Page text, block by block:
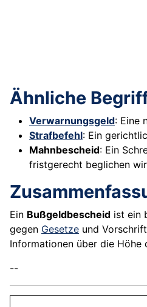
Ähnliche
Verwarnungsgeld: Eine
Strafbefehl: Ein
Mahnbescheid: Ein
fristgerecht beglichen
Ein Bußgeldbescheid ist ein
gegen Gesetze und
Informationen über die Höhe
--